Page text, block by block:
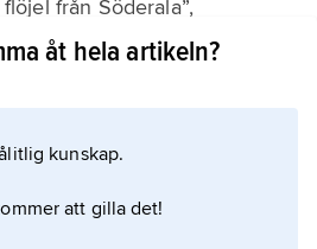
från Söderala”,
åt hela artikeln?
kunskap.
att gilla det!